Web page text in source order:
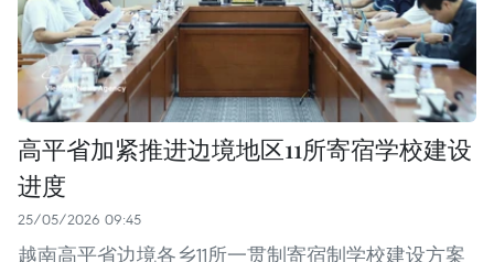
高平省加紧推进边境地区11所寄宿学校建设
进度
25/05/2026 09:45
越南高平省边境各乡11所一贯制寄宿制学校建设方案